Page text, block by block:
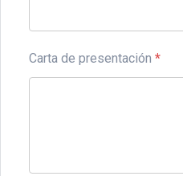
Carta de presentación *